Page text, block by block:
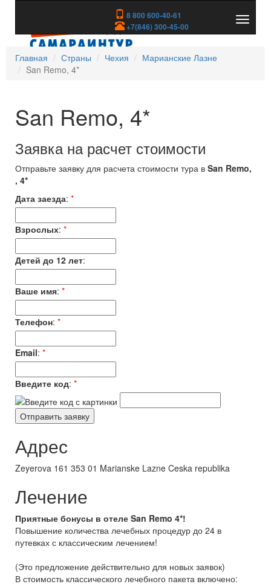
8 800 600-40-61
+7(846) 300-45-00
скрыть
Главная
Страны Чехия
Марианские Лазне
San Remo, 4*
San Remo, 4*
Заявка на расчет стоимости
Отправьте заявку для расчета стоимости тура в San Remo,
, 4*
Дата заезда: *
Взрослых: *
Детей до 12 лет:
Ваше имя: *
Телефон: *
Email: *
Введите код: *
Адрес
Zeyerova 161 353 01 Marianske Lazne Ceska republika
Лечение
Приятные бонусы в отеле San Remo 4*!
Повышение количества лечебных процедур до 24 в
путевках с классическим лечением!
(Это предложение действительно для новых заявок)
В стоимость классического лечебного пакета включено: